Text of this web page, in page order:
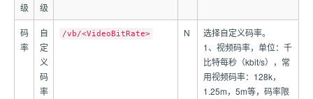
级
级
码
率
自
定
义
码
率
/vb/<VideoBitRate> N
选择自定义码率。
1、视频码率，单位：千
比特每秒（kbit/s），常
用视频码率：128k，
1.25m，5m等，码率限